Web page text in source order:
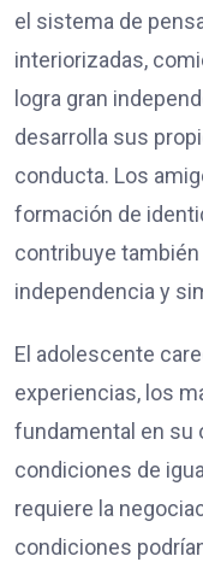
el sistema de
interiorizadas,
logra gran
desarrolla sus
conducta. Los
formación de
contribuye
independencia y
El adolescente
experiencias, los
fundamental en su
condiciones de
requiere la
condiciones